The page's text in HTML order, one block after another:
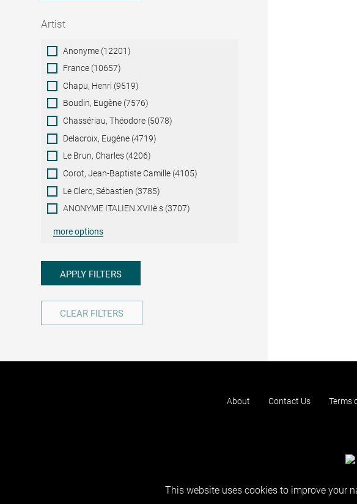
Artist
ArtistAnonyme (12201)
France (10657)
Chapu, Henri (9519)
Boudin, Eugène (7576)
Chassériau, Théodore (5078)
Delacroix, Eugène (4719)
Le Brun, Charles (4206)
Corot, Jean-Baptiste Camille (4105)
Le Clerc, Sébastien (3785)
ANONYME ITALIEN XVIIè s (3707)
more options
APPLY FILTERS
CLEAR FILTERS
About Contact Us Terms
This website uses cookies to improve your